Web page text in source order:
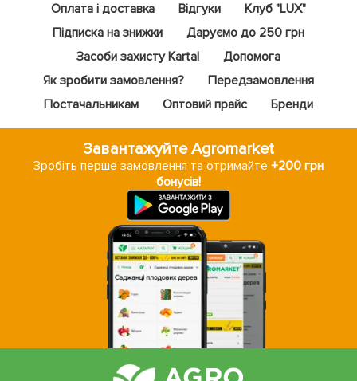
Оплата і доставка
Відгуки
Клуб "LUX"
Підписка на знижки
Даруємо до 250 грн
Засоби захисту Kartal
Допомога
Як зробити замовлення?
Передзамовлення
Постачальникам
Оптовий прайс Бренди
Завантажуйте Agromarket
Зробіть перше замовлення та отримайте+200 грн
бонусів!